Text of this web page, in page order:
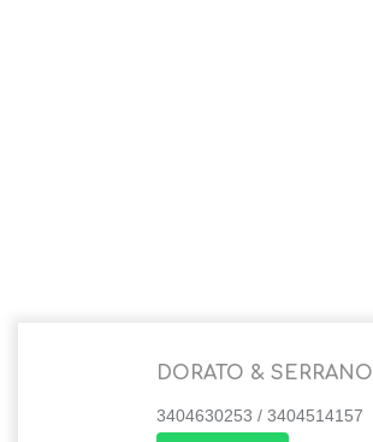
DORATO & SERRANO
3404630253 / 3404514157